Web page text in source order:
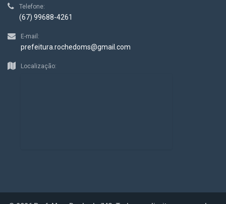
Telefone:
(67) 99688-4261
E-mail:
prefeitura.rochedoms@gmail.com
Localização: